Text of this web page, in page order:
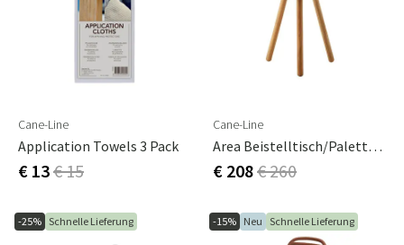
Cane-Line
Application Towels 3 Pack
€ 13€ 15
Cane-Line
Area Beistelltisch/Palette Lava Grau
€ 208€ 260
-25% Schnelle Lieferung -15% Neu Schnelle Lieferung